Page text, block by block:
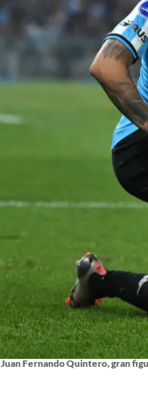
Juan Fernando Quintero, gran